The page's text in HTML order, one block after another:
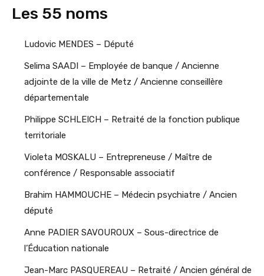
Les 55 noms
Ludovic MENDES – Député
Selima SAADI – Employée de banque / Ancienne
adjointe de la ville de Metz / Ancienne conseillère
départementale
Philippe SCHLEICH – Retraité de la fonction publique
territoriale
Violeta MOSKALU – Entrepreneuse / Maître de
conférence / Responsable associatif
Brahim HAMMOUCHE – Médecin psychiatre / Ancien
député
Anne PADIER SAVOUROUX – Sous-directrice de
l’Éducation nationale
Jean-Marc PASQUEREAU – Retraité / Ancien général de